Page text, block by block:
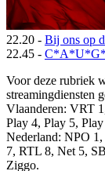
22.20 - Bij ons op
22.45 -
Voor deze rubriek
streamingdiensten
Vlaanderen: VRT
Play 4, Play 5,
Nederland: NPO
7, RTL 8, Net 5,
Ziggo.